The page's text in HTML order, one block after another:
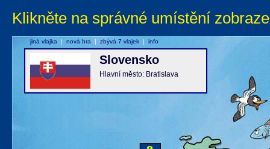
Klikněte na správné umístění
Slovensko
Hlavní město: Bratislava
jiná vlajka | nová hra | zbývá 7 vlajek | info